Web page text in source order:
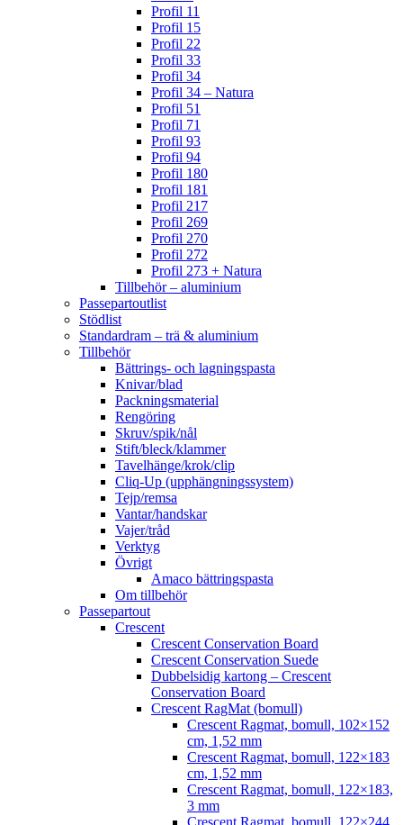
Profil 11
Profil 15
Profil 22
Profil 33
Profil 34
Profil 34 – Natura
Profil 51
Profil 71
Profil 93
Profil 94
Profil 180
Profil 181
Profil 217
Profil 269
Profil 270
Profil 272
Profil 273 + Natura
Tillbehör – aluminium
Passepartoutlist
Stödlist
Standardram – trä & aluminium
Tillbehör
Bättrings- och lagningspasta
Knivar/blad
Packningsmaterial
Rengöring
Skruv/spik/nål
Stift/bleck/klammer
Tavelhänge/krok/clip
Cliq-Up (upphängningssystem)
Tejp/remsa
Vantar/handskar
Vajer/tråd
Verktyg
Övrigt
Amaco bättringspasta
Om tillbehör
Passepartout
Crescent
Crescent Conservation Board
Crescent Conservation Suede
Dubbelsidig kartong – Crescent
Conservation Board
Crescent RagMat (bomull)
Crescent Ragmat, bomull, 102×152
cm, 1,52 mm
Crescent Ragmat, bomull, 122×183
cm, 1,52 mm
Crescent Ragmat, bomull, 122×183,
3 mm
Crescent Ragmat, bomull, 122×244